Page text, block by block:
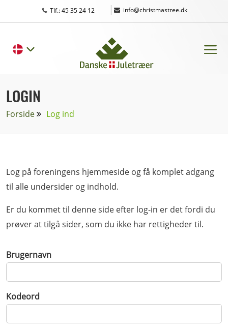
Tlf.: 45 35 24 12 | info@christmastree.dk
LOGIN
Forside Log ind
Log på foreningens hjemmeside og få komplet adgang
til alle undersider og indhold.
Er du kommet til denne side efter log-in er det fordi du
prøver at tilgå sider, som du ikke har rettigheder til.
Brugernavn
Kodeord